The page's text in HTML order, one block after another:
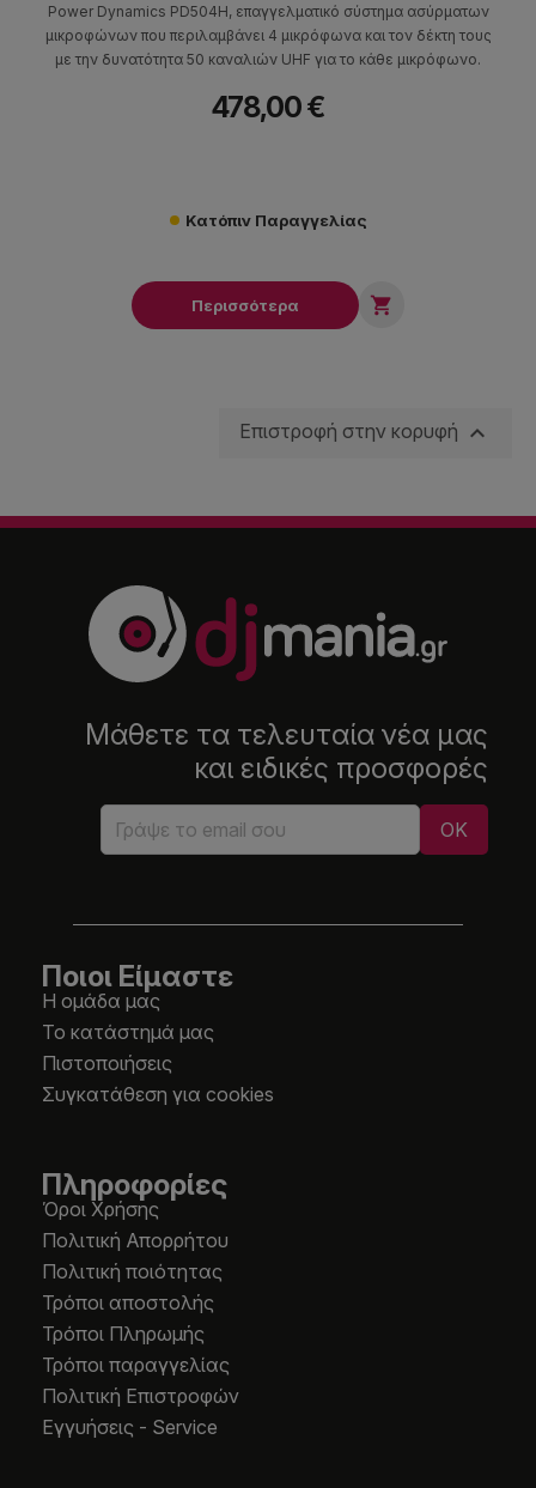
Power Dynamics PD504H, επαγγελματικό σύστημα ασύρματων
μικροφώνων που περιλαμβάνει 4 μικρόφωνα και τον δέκτη τους
με την δυνατότητα 50 καναλιών UHF για το κάθε μικρόφωνο.
478,00 €
Κατόπιν Παραγγελίας
Περισσότερα 
Επιστροφή στην κορυφή 
Μάθετε τα τελευταία νέα μας
και ειδικές προσφορές
Ποιοι Είμαστε
Η ομάδα μας
Το κατάστημά μας
Πιστοποιήσεις
Συγκατάθεση για cookies
Πληροφορίες
Όροι Χρήσης
Πολιτική Απορρήτου
Πολιτική ποιότητας
Τρόποι αποστολής
Τρόποι Πληρωμής
Τρόποι παραγγελίας
Πολιτική Επιστροφών
Εγγυήσεις - Service